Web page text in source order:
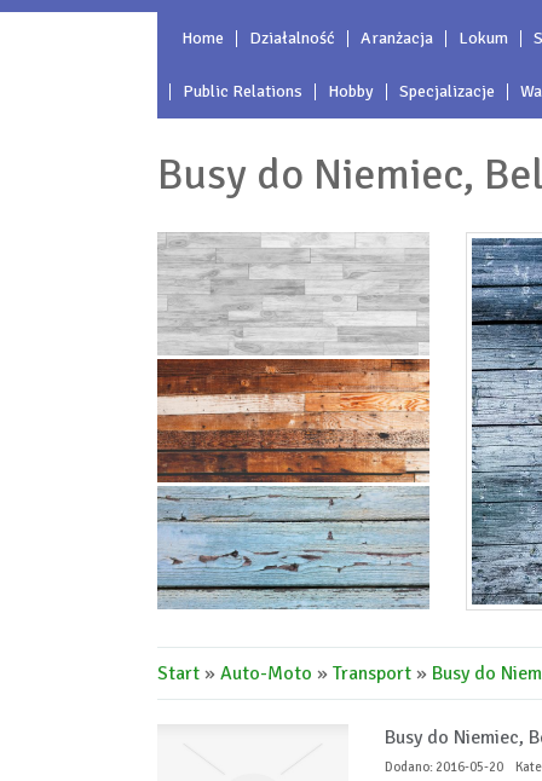
Home Działalność Aranżacja Lokum
Public Relations Hobby Specjalizacje
Busy do Niemiec,
Start » Auto-Moto » Transport » Busy do
Busy do Niemiec,
Dodano: 2016-05-20